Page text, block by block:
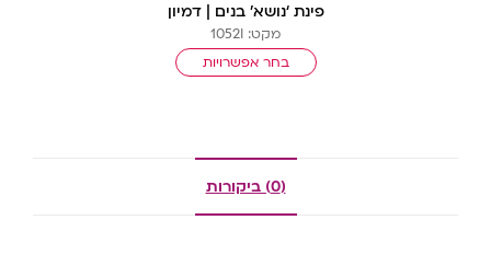
פינת ‘נושא’ בנים | דמיון
מקט: 1052I
בחר אפשרויות
(0) ביקורות